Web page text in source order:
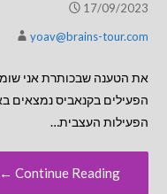
17/09/2023
yoav@brains-tour.com
את הטענה שבכותרת אני
הפעילים בקנאביס נמצאים
הפעילות העצבית…
Continue Reading ←